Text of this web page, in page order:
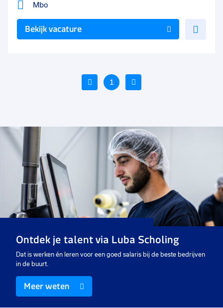
Mbo
Bekijk vacature
Vorige
1
Voeg
toe
aan
favorieten
HR medewerker
24 tot 32 uur
Uitzicht op vast
Ontdek je talent via Luba Scholing
Dat is werken én leren voor een goed salaris bij de beste bedrijven
in de buurt.
Meer weten